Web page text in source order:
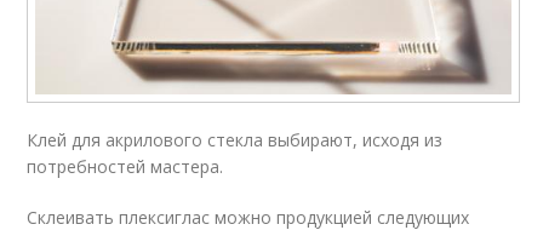
Клей для акрилового стекла выбирают, исходя из
потребностей мастера.
Склеивать плексиглас можно продукцией следующих